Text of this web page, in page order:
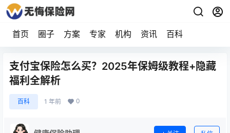
首页 圈子 方案 专家 机构 资讯 百科
支付宝保险怎么买？2025年保姆级教程+隐藏
福利全解析
百科 1 年前 0